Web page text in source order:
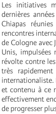
Les initiatives
dernières
Chiapas
rencontres
de Cologne
Unis, impulsées
révolte contre
très
internationaliste.
et contenu à ce
effectivement
de progresser